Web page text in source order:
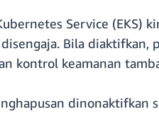
Service
disengaja. Bila
kontrol keamanan
dinonaktifkan